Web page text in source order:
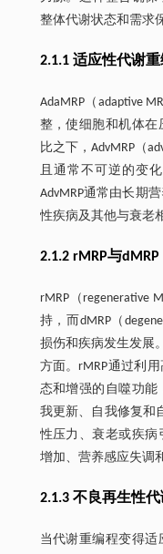
整体代谢状态和需求
2.1.1 适应性代谢
AdaMRP（adaptive
整，使细胞和机体在
比之下，AdvMRP（
且通常不可逆的变
AdvMRP通常由长期
性疾病及其他与衰老
2.1.2 rMRP与dMRP
rMRP（regenerative
持，而dMRP（
损伤和疾病发生发展
方面。rMRP通过利
态和增强的自噬功能
我更新、自我修复和
性压力、衰老或疾病
增加、营养感应失调
2.1.3 不良再生性代
当代谢重编程变得